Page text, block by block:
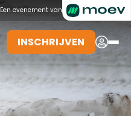
Een evenement van
INSCHRIJVEN
INSCHRIJVEN